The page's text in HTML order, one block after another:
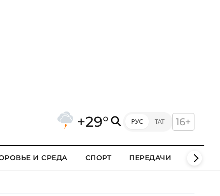
+29° РУС ТАТ 16+
И СРЕДА СПОРТ ПЕРЕДАЧИ КЛИПЫ